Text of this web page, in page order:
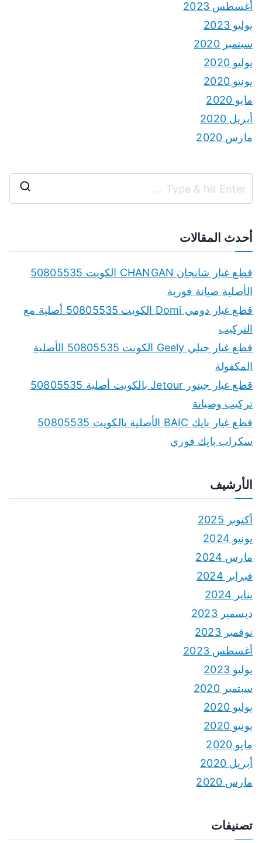
أغسطس 2023
يوليو 2023
سبتمبر 2020
يوليو 2020
يونيو 2020
مايو 2020
أبريل 2020
مارس 2020
r
أحدث المقالات
قطع غيار شانجان CHANGAN الكويت 50805535
الأصلية صيانة فورية
قطع غيار دومي Domi الكويت 50805535 أصلية مع
التركيب
قطع غيار جيلي Geely الكويت 50805535 الأصلية
المكفولة
قطع غيار جيتور Jetour بالكويت أصلية 50805535
تركيب وصيانة
قطع غيار بايك BAIC الأصلية بالكويت 50805535
سكراب بايك فوري
الأرشيف
أكتوبر 2025
يونيو 2024
مارس 2024
فبراير 2024
يناير 2024
ديسمبر 2023
نوفمبر 2023
أغسطس 2023
يوليو 2023
سبتمبر 2020
يوليو 2020
يونيو 2020
مايو 2020
أبريل 2020
مارس 2020
تصنيفات